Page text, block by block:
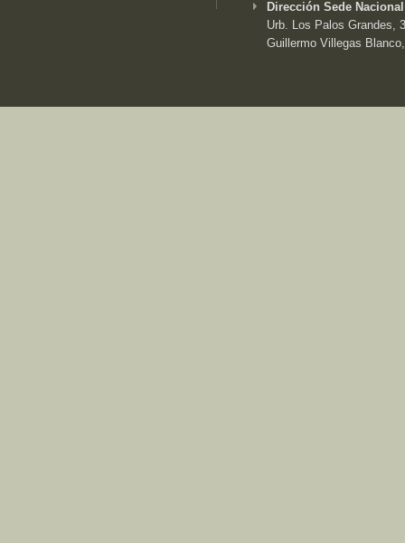
Dirección Sede
Urb. Los Palos Grandes,
Guillermo Villegas